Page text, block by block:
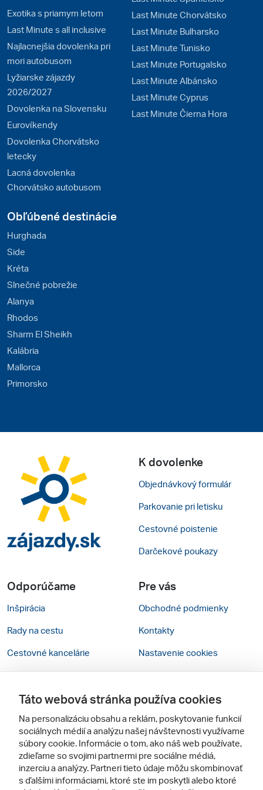
Exotika s priamym letom
Last Minute s all inclusive
Najlacnejšia dovolenka pri
mori autobusom
Lyžiarske zájazdy
2026/2027
Dovolenka na Slovensku
Eurovíkendy
Dovolenka Chorvátsko
letecky
Lacná dovolenka
Chorvátsko autobusom
Last Minute Chorvátsko
Last Minute Bulharsko
Last Minute Tunisko
Last Minute Portugalsko
Last Minute Albánsko
Last Minute Cyprus
Last Minute Čierna Hora
Obľúbené destinácie
Hurghada
Side
Kréta
Slnečné pobrežie
Alanya
Rhodos
Sharm El Sheikh
Kalábria
Mallorca
Primorsko
K dovolenke
Objednávkový formulár
Parkovanie pri letisku
Cestovné poistenie
Darčekové poukazy
Odporúčame
Inšpirácia
Rady na cestu
Cestovné kancelárie
Zájezdy.cz
Pre vás
Obchodné podmienky
Kontakty
Nastavenie cookies
Mobilná verzia webu
Táto webová stránka používa cookies
Na personalizáciu obsahu a reklám, poskytovanie funkcií
sociálnych médií a analýzu našej návštevnosti využívame
súbory cookie. Informácie o tom, ako náš web používate,
zdieľame so svojimi partnermi pre sociálne médiá,
inzerciu a analýzy. Partneri tieto údaje môžu skombinovať
s ďalšími informáciami, ktoré ste im poskytli alebo ktoré